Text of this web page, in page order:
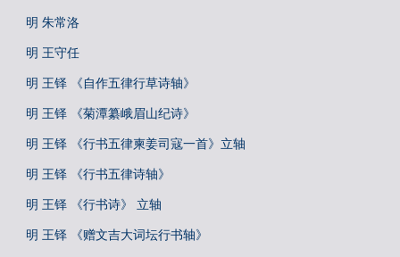
明 朱常洛
明 王守任
明 王铎 《自作五律行草诗轴》
明 王铎 《菊潭纂峨眉山纪诗》
明 王铎 《行书五律柬姜司寇一首》立轴
明 王铎 《行书五律诗轴》
明 王铎 《行书诗》 立轴
明 王铎 《赠文吉大词坛行书轴》